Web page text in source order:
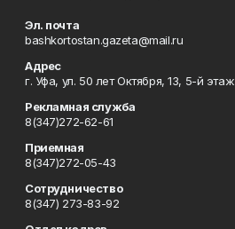
Эл. почта
bashkortostan.gazeta@mail.ru
Адрес
г. Уфа, ул. 50 лет Октября, 13, 5-й этаж
Рекламная служба
8(347)272-62-61
Приемная
8(347)272-05-43
Сотрудничество
8(347) 273-83-92